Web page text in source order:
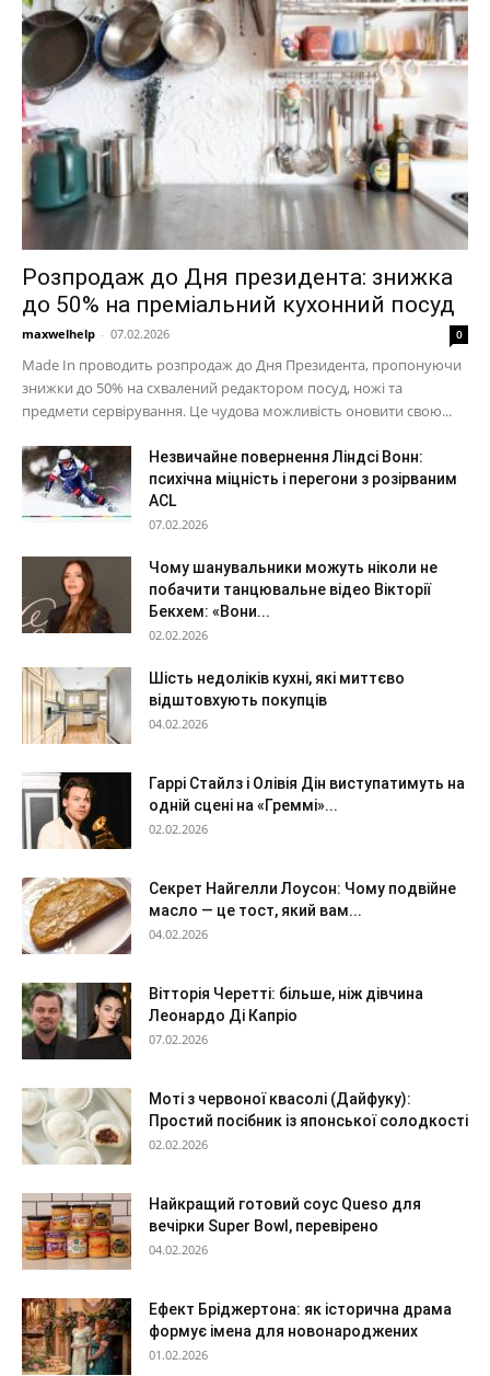
Розпродаж до Дня президента: знижка
до 50% на преміальний кухонний посуд
maxwelhelp - 07.02.2026 0
Made In проводить розпродаж до Дня Президента, пропонуючи
знижки до 50% на схвалений редактором посуд, ножі та
предмети сервірування. Це чудова можливість оновити свою...
Незвичайне повернення Ліндсі Вонн:
психічна міцність і перегони з розірваним
ACL
07.02.2026
Чому шанувальники можуть ніколи не
побачити танцювальне відео Вікторії
Бекхем: «Вони...
02.02.2026
Шість недоліків кухні, які миттєво
відштовхують покупців
04.02.2026
Гаррі Стайлз і Олівія Дін виступатимуть на
одній сцені на «Греммі»...
02.02.2026
Секрет Найгелли Лоусон: Чому подвійне
масло — це тост, який вам...
04.02.2026
Вітторія Черетті: більше, ніж дівчина
Леонардо Ді Капріо
07.02.2026
Моті з червоної квасолі (Дайфуку):
Простий посібник із японської солодкості
02.02.2026
Найкращий готовий соус Queso для
вечірки Super Bowl, перевірено
04.02.2026
Ефект Бріджертона: як історична драма
формує імена для новонароджених
01.02.2026